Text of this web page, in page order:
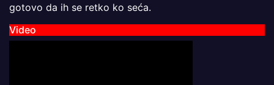
gotovo da ih se retko ko seća.
Video